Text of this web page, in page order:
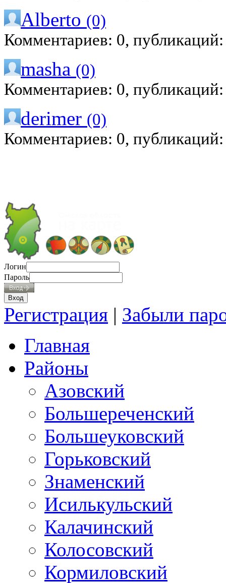
Alberto (0)
Комментариев: 0,
masha (0)
Комментариев: 0,
derimer (0)
Комментариев: 0,
Логин
Пароль
Регистрация | Забыли
Главная
Районы
Азовский
Большереченский
Большеуковский
Горьковский
Знаменский
Исилькульский
Калачинский
Колосовский
Кормиловский